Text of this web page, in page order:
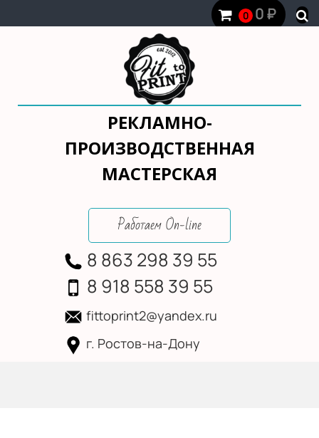
0 0₽
РЕКЛАМНО-
ПРОИЗВОДСТВЕННАЯ
МАСТЕРСКАЯ
Работаем On-line
8 863 298 39 55
8 918 558 39 55
fittoprint2@yandex.ru
г. Ростов-на-Дону